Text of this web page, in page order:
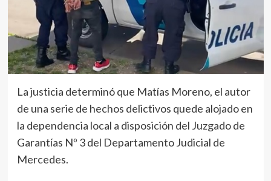
La justicia determinó que Matías Moreno, el autor
de una serie de hechos delictivos quede alojado en
la dependencia local a disposición del Juzgado de
Garantías Nº 3 del Departamento Judicial de
Mercedes.